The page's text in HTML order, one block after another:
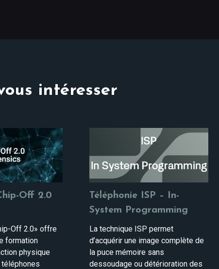
intéresser
Off 2.0
Off 2.0» offre
formation
physique
Téléphonie ISP – In-
System Programming
La technique ISP permet
d’acquérir une image complète de
la puce mémoire sans
dessoudage ou détérioration des